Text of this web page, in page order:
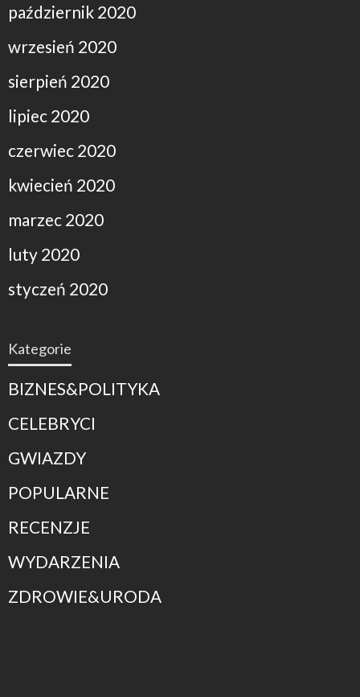
październik 2020
wrzesień 2020
sierpień 2020
lipiec 2020
czerwiec 2020
kwiecień 2020
marzec 2020
luty 2020
styczeń 2020
Kategorie
BIZNES&POLITYKA
CELEBRYCI
GWIAZDY
POPULARNE
RECENZJE
WYDARZENIA
ZDROWIE&URODA